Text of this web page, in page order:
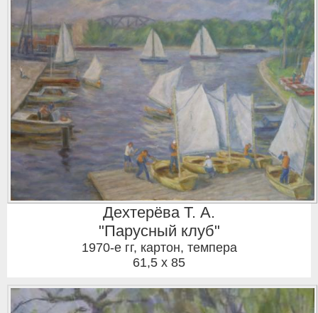
Дехтерёва Т. А.
"Парусный клуб"
1970-е гг, картон, темпера
61,5 x 85